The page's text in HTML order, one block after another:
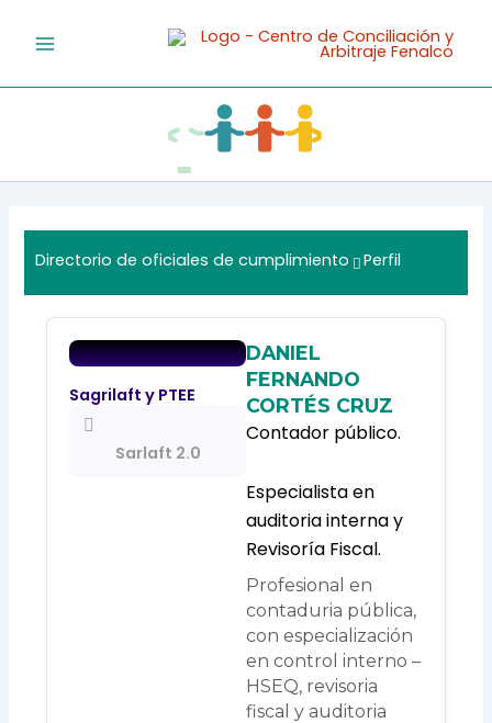
Directorio de oficiales de cumplimiento Perfil
Sagrilaft y PTEE
Sarlaft 2.0
DANIEL
FERNANDO
CORTÉS CRUZ
Contador público.
Especialista en
auditoria interna y
Revisoría Fiscal.
Profesional en
contaduria pública,
con especialización
en control interno –
HSEQ, revisoria
fiscal y auditoria